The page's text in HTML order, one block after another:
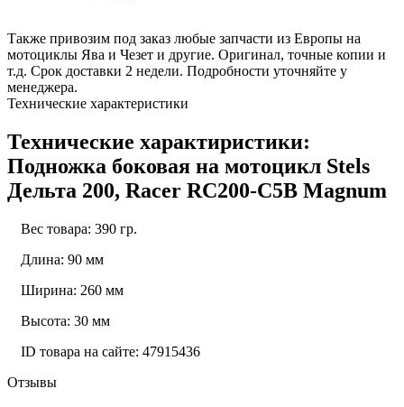
Также привозим под заказ любые запчасти из Европы на
мотоциклы Ява и Чезет и другие. Оригинал, точные копии и
т.д. Срок доставки 2 недели. Подробности уточняйте у
менеджера.
Технические характеристики
Технические характиристики:
Подножка боковая на мотоцикл Stels
Дельта 200, Racer RC200-C5B Magnum
Вес товара: 390 гр.
Длина: 90 мм
Ширина: 260 мм
Высота: 30 мм
ID товара на сайте: 47915436
Отзывы